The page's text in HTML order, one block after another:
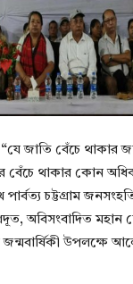
“যে জাতি বেঁচে থাকার
বেঁচে থাকার কোন
চট্টগ্রাম
অবিসংবাদিত মহান
উপলক্ষে